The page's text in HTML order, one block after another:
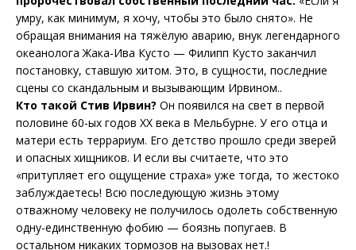
умру, как минимум, я хочу, чтобы это было снято». Не
обращая внимания на тяжёлую аварию, внук легендарного
океанолога Жака-Ива Кусто — Филипп Кусто заканчил
постановку, ставшую хитом. Это, в сущности, последние
сцены со скандальным и вызывающим Ирвином..
Кто такой Стив Ирвин? Он появился на свет в первой
половине 60-ых годов XX века в Мельбурне. У его отца и
матери есть террариум. Его детство прошло среди зверей
и опасных хищников. И если вы считаете, что это
«притупляет его ощущение страха» уже тогда, то жестоко
заблуждаетесь! Всю последующую жизнь этому
отважному человеку не получилось одолеть собственную
одну-единственную фобию — боязнь попугаев. В
остальном никаких тормозов на вызовах нет.!